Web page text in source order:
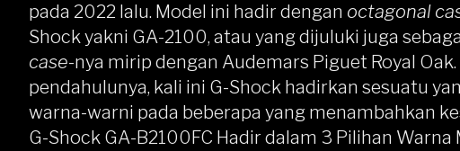
pada 2022 lalu. Model ini hadir dengan octagonal
Shock yakni GA-2100, atau yang dijuluki juga
case-nya mirip dengan Audemars Piguet Royal
pendahulunya, kali ini G-Shock hadirkan sesuatu
warna-warni pada beberapa yang menambahkan
G-Shock GA-B2100FC Hadir dalam 3 Pilihan Warna